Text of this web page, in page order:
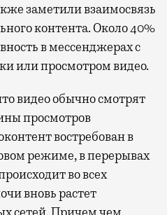
заметили взаимосвязь
контента. Около 40%
в мессенджерах с
или просмотром видео.
видео обычно смотрят
просмотров
востребован в
режиме, в перерывах
во всех
вновь растет